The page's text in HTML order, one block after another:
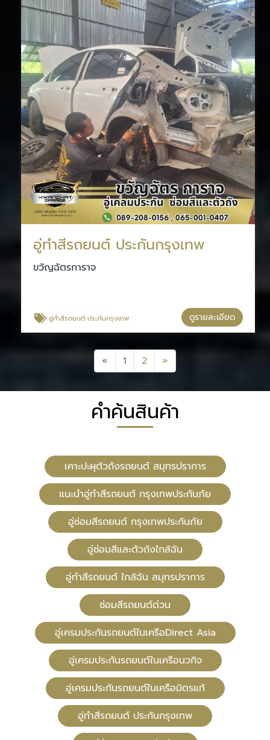
อู่ทําสีรถยนต์ ประกันกรุงเทพ
ขวัญฉัตรการาจ
อู่ทําสีรถยนต์ ประกันกรุงเทพ ดูรายละเอียด
« Previous
1 2 »
คำค้นสินค้า
เคาะปะผุตัวถังรถยนต์ สมุทรปราการ
แนะนำอู่ทำสีรถยนต์ กรุงเทพประกันภัย
อู่ซ่อมสีรถยนต์ กรุงเทพประกันภัย
อู่ซ่อมสีและตัวถังใกล้ฉัน
อู่ทําสีรถยนต์ ใกล้ฉัน สมุทรปราการ
ซ่อมสีรถยนต์ด่วน
อู่เครมประกันรถยนต์ในเครือDirect Asia
อู่เครมประกันรถยนต์ในเครือนวกิจ
อู่เครมประกันรถยนต์ในเครือมิตรแท้
อู่ทําสีรถยนต์ ประกันกรุงเทพ